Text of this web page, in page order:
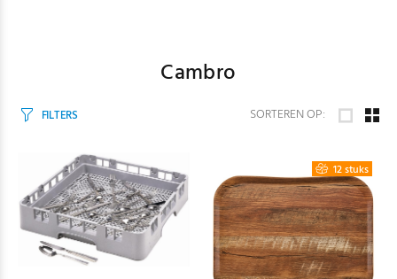
Cambro
FILTERS SORTEREN OP:
12 stuks